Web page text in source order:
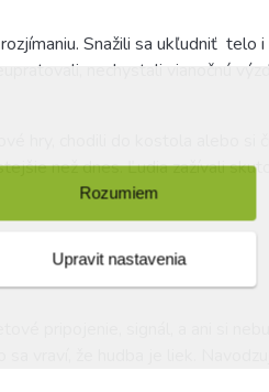
Rozumiem
Upravit nastavenia
Snažili sa ukľudniť telo i
nechystali vianočnú
hry, chodili do kostola alebo si
než dnes. Ľudia zažívali
pripojenie, signál, a ani si
sa vraví, že hudba je liek.